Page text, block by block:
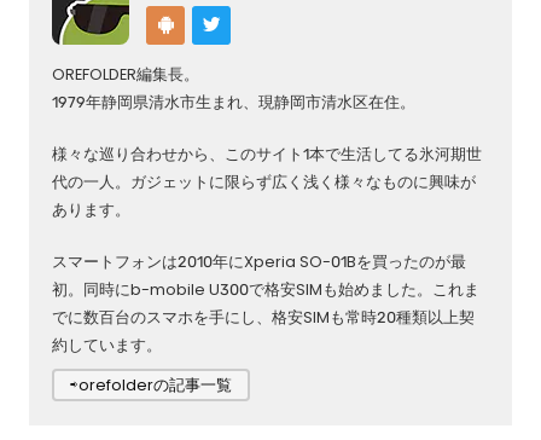
OREFOLDER編集長。
1979年静岡県清水市生まれ、現静岡市清水区在住。
様々な巡り合わせから、このサイト1本で生活してる氷河期世
代の一人。ガジェットに限らず広く浅く様々なものに興味が
あります。
スマートフォンは2010年にXperia SO-01Bを買ったのが最
初。同時にb-mobile U300で格安SIMも始めました。これま
でに数百台のスマホを手にし、格安SIMも常時20種類以上契
約しています。
⇨orefolderの記事一覧